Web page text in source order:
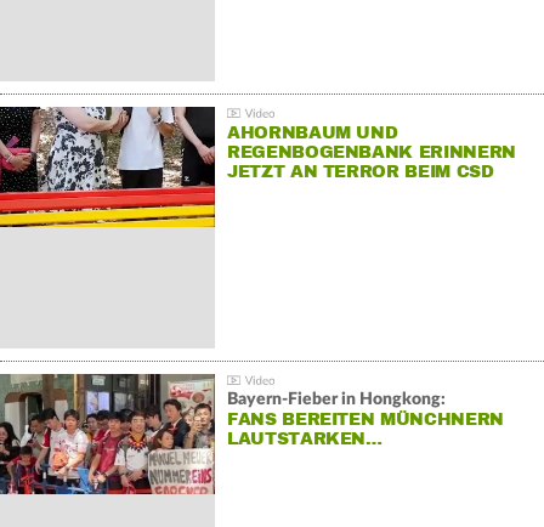
AHORNBAUM UND
REGENBOGENBANK ERINNERN
JETZT AN TERROR BEIM CSD
Bayern-Fieber in Hongkong:
FANS BEREITEN MÜNCHNERN
LAUTSTARKEN…